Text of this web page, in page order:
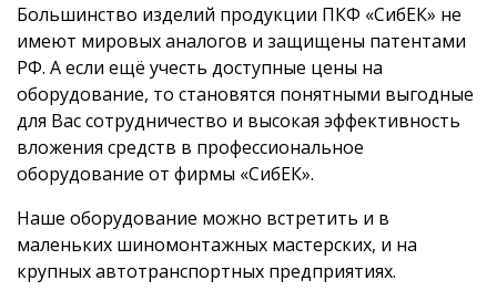
Большинство изделий продукции ПКФ «СибЕК» не
имеют мировых аналогов и защищены патентами
РФ. А если ещё учесть доступные цены на
оборудование, то становятся понятными выгодные
для Вас сотрудничество и высокая эффективность
вложения средств в профессиональное
оборудование от фирмы «СибЕК».
Наше оборудование можно встретить и в
маленьких шиномонтажных мастерских, и на
крупных автотранспортных предприятиях.